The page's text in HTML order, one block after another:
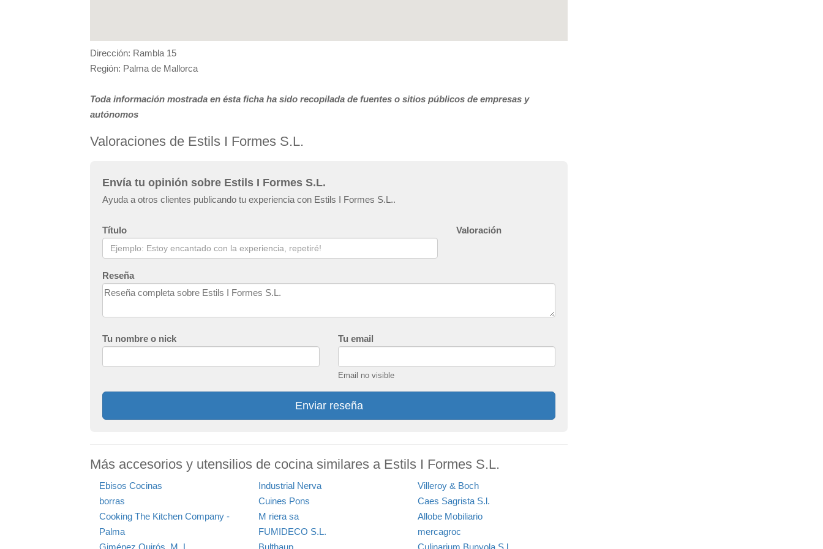
Dirección: Rambla 15
Región: Palma de Mallorca
Toda información mostrada en ésta ficha ha sido recopilada de fuentes o sitios públicos de empresas y
autónomos
Valoraciones de Estils I Formes S.L.
Envía tu opinión sobre Estils I Formes S.L.
Ayuda a otros clientes publicando tu experiencia con Estils I Formes S.L..
Título Valoración
Reseña
Tu nombre o nick Tu email
Email no visible
Enviar reseña
Más accesorios y utensilios de cocina similares a Estils I Formes S.L.
Ebisos Cocinas Industrial Nerva
Villeroy & Boch
borras
Cuines Pons
Caes Sagrista S.l.
Cooking The Kitchen Company -
Palma
M riera sa
Allobe Mobiliario
FUMIDECO S.L.
mercagroc
Giménez Quirós, M. L.
Bulthaup Culinarium Bunyola S.l.